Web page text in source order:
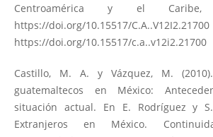
Centroamérica y el Caribe,
https://doi.org/10.15517/C.A..V12I2.21700
https://doi.org/10.15517/c.a..v12i2.21700
Castillo, M. A. y Vázquez, M.
guatemaltecos en México:
situación actual. En E. Rodríguez y
Extranjeros en México.